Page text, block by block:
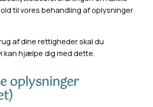
til vores behandling af oplysninger
af dine rettigheder skal du
kan hjælpe dig med dette.
oplysninger